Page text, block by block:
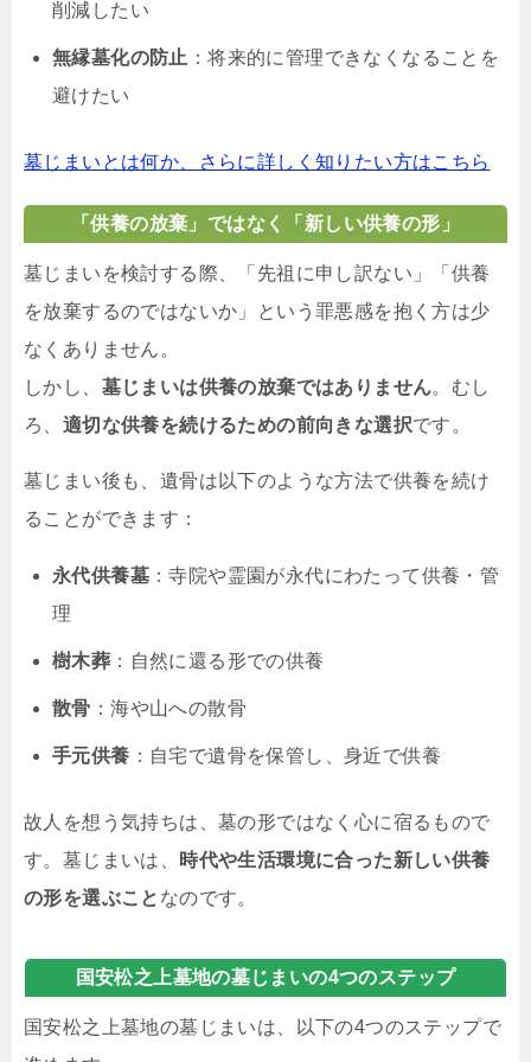
削減したい
無縁墓化の防止 ：将来的に管理できなくなることを
避けたい
墓じまいとは何か、さらに詳しく知りたい方はこちら
「供養の放棄」ではなく「新しい供養の形」
墓じまいを検討する際、「先祖に申し訳ない」「供養
を放棄するのではないか」という罪悪感を抱く方は少
なくありません。
しかし、 墓じまいは供養の放棄ではありません。むし
ろ、 適切な供養を続けるための前向きな選択です。
墓じまい後も、遺骨は以下のような方法で供養を続け
ることができます：
永代供養墓 ：寺院や霊園が永代にわたって供養・管
理
樹木葬 ：自然に還る形での供養
散骨 ：海や山への散骨
手元供養 ：自宅で遺骨を保管し、身近で供養
故人を想う気持ちは、墓の形ではなく心に宿るもので
す。墓じまいは、
時代や生活環境に合った新しい供養
の形を選ぶこと なのです。
国安松之上墓地の墓じまいの4つのステップ
国安松之上墓地の墓じまいは、以下の4つのステップで